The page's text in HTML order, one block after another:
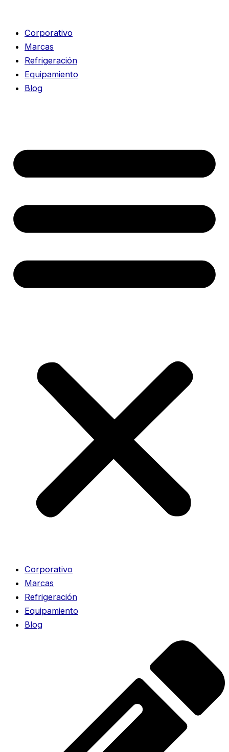
contenidoCorporativo
Marcas
Refrigeración
Equipamiento
Blog
Corporativo
Marcas
Refrigeración
Equipamiento
Blog